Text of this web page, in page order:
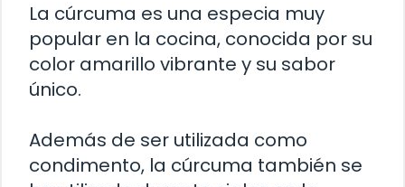
La cúrcuma es una especia muy
popular en la cocina, conocida por su
color amarillo vibrante y su sabor
único.
Además de ser utilizada como
condimento, la cúrcuma también se